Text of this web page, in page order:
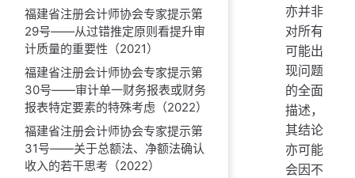
福建省注册会计师协会专家提示第
29号——从过错推定原则看提升审
计质量的重要性（2021）
福建省注册会计师协会专家提示第
30号——审计单一财务报表或财务
报表特定要素的特殊考虑（2022）
福建省注册会计师协会专家提示第
31号——关于总额法、净额法确认
收入的若干思考（2022）
亦并非
对所有
可能出
现问题
的全面
描述，
其结论
亦可能
会因不